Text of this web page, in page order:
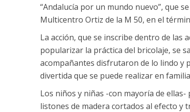
“Andalucía por un mundo nuevo”, que
Multicentro Ortiz de la M 50, en el
La acción, que se inscribe dentro de las
popularizar la práctica del bricolaje, se
acompañantes disfrutaron de lo lindo y
divertida que se puede realizar en
Los niños y niñas -con mayoría de
listones de madera cortados al efecto y